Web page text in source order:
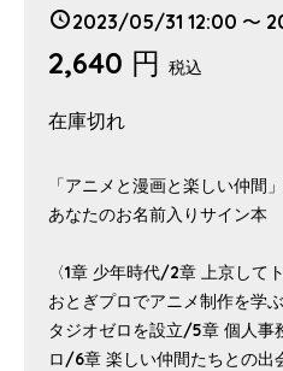
2023/05/31 12:00 〜
2,640 円 税込
在庫切れ
「アニメと漫画と楽しい仲間
あなたのお名前入りサイン本
〈1章 少年時代/2章 上京して
おとぎプロでアニメ制作を学
タジオゼロを設立/5章 個人事
ロ/6章 楽しい仲間たちとの